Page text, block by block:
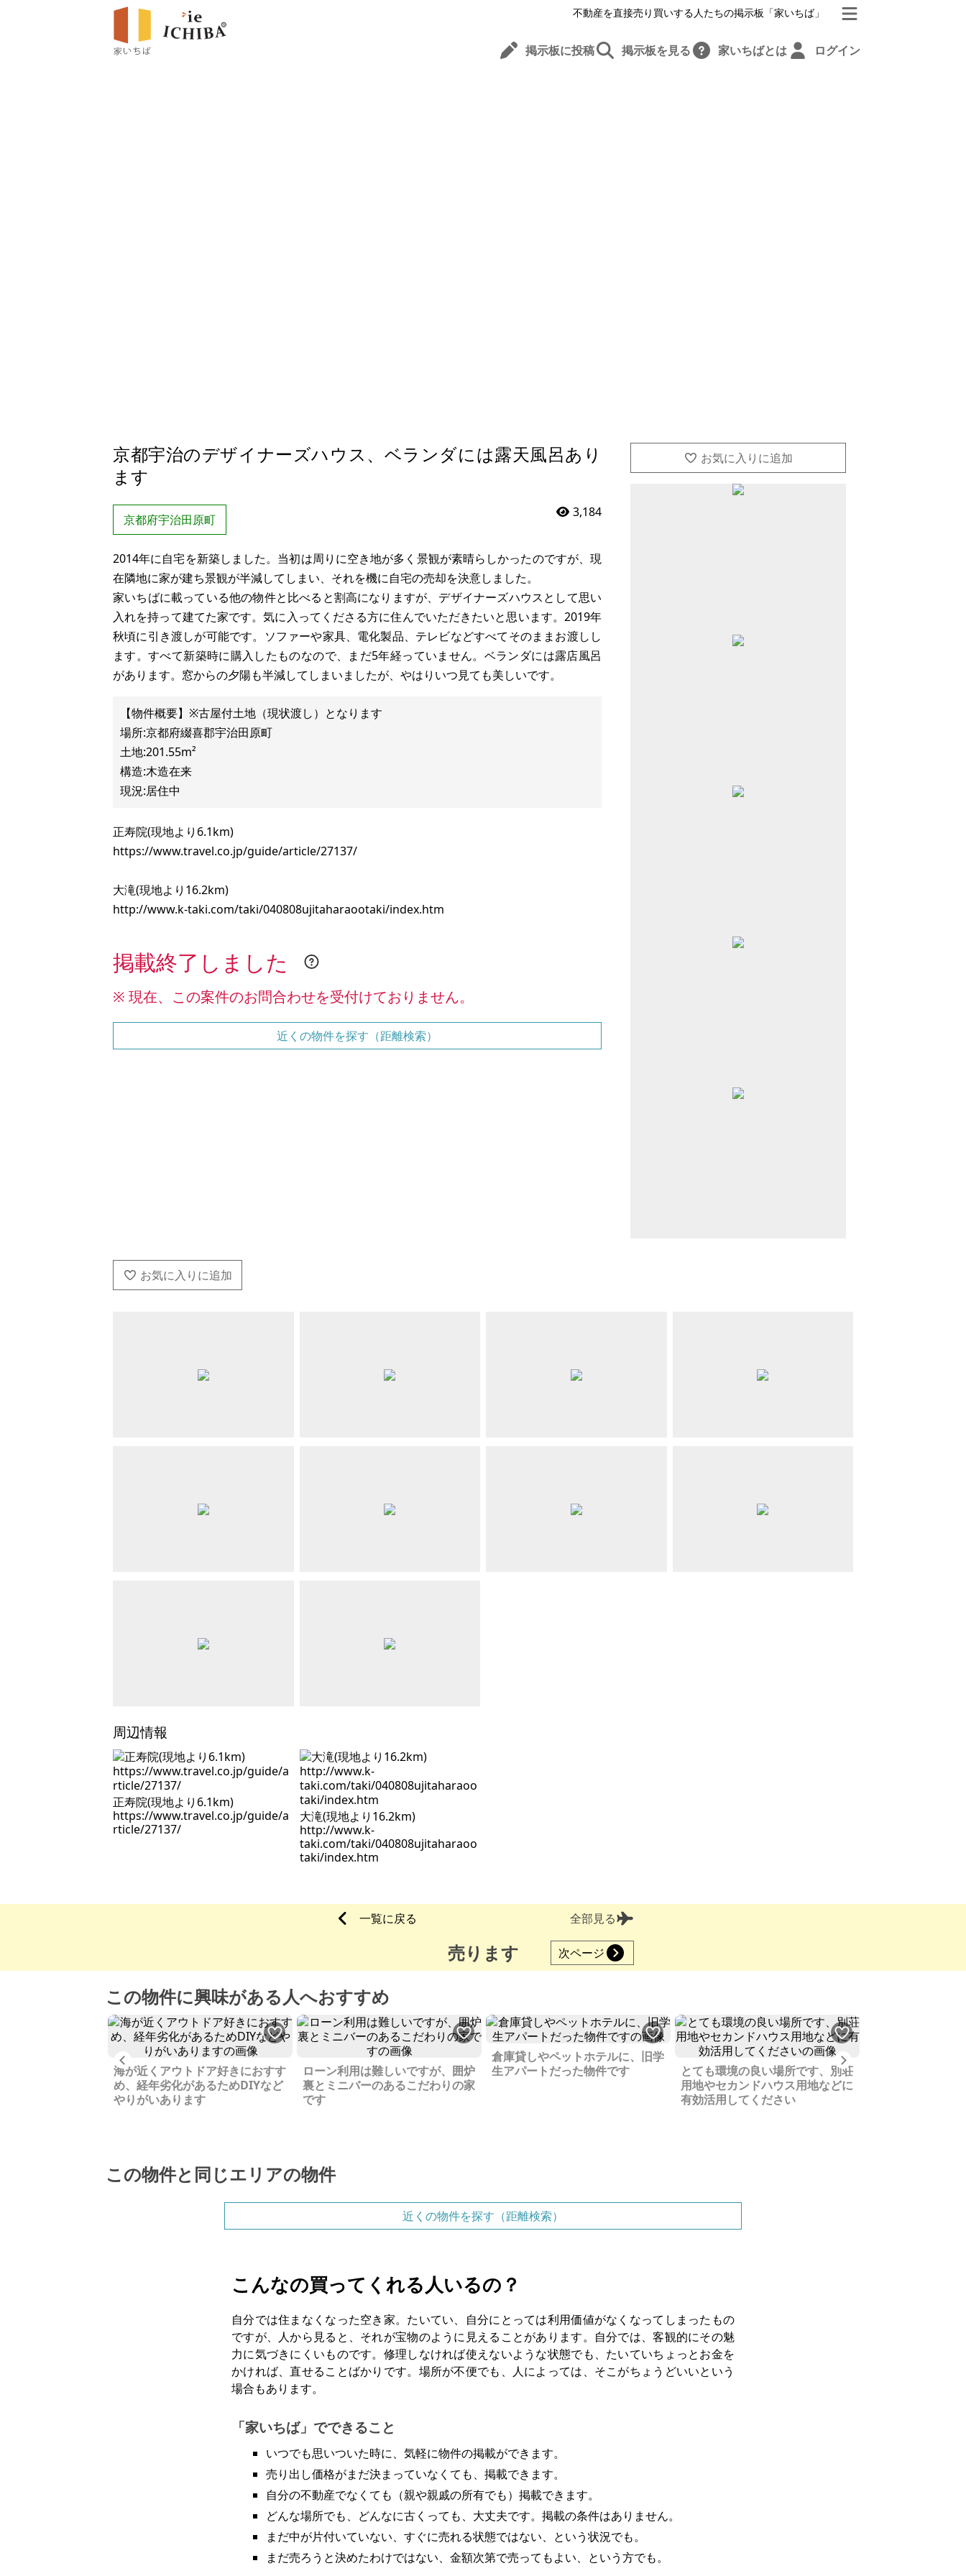
不動産を直接売り買いする人たちの掲示板「家いちば」
掲示板に投稿 掲示板を見る 家いちばとは ログイン
京都宇治のデザイナーズハウス、ベランダには露天風呂あり
ます
京都府宇治田原町 3,184
2014年に自宅を新築しました。当初は周りに空き地が多く景観が素晴らしかったのですが、現
在隣地に家が建ち景観が半減してしまい、それを機に自宅の売却を決意しました。
家いちばに載っている他の物件と比べると割高になりますが、デザイナーズハウスとして思い
入れを持って建てた家です。気に入ってくださる方に住んでいただきたいと思います。2019年
秋頃に引き渡しが可能です。ソファーや家具、電化製品、テレビなどすべてそのままお渡しし
ます。すべて新築時に購入したものなので、まだ5年経っていません。ベランダには露店風呂
があります。窓からの夕陽も半減してしまいましたが、やはりいつ見ても美しいです。
【物件概要】※古屋付土地（現状渡し）となります
場所:京都府綴喜郡宇治田原町
土地:201.55m²
構造:木造在来
正寿院(現地より6.1km)
https://www.travel.co.jp/guide/article/27137/
大滝(現地より16.2km)
http://www.k-taki.com/taki/040808ujitaharaootaki/index.htm
掲載終了しました
※ 現在、この案件のお問合わせを受付けておりません。
近くの物件を探す（距離検索）
周辺情報
正寿院(現地より6.1km)
https://www.travel.co.jp/guide/a
rticle/27137/
大滝(現地より16.2km)
http://www.k-
taki.com/taki/040808ujitaharaoo
taki/index.htm
一覧に戻る 全部見る
売ります 次ページ
この物件に興味がある人へおすすめ
Previous
海が近くアウトドア好きにおすす
め、経年劣化があるためDIYなど
やりがいあります
ローン利用は難しいですが、囲炉
裏とミニバーのあるこだわりの家
です
倉庫貸しやペットホテルに、旧学
生アパートだった物件です
とても環境の良い場所です、別荘
用地やセカンドハウス用地などに
有効活用してください
この物件と同じエリアの物件
近くの物件を探す（距離検索）
こんなの買ってくれる人いるの？
自分では住まなくなった空き家。たいてい、自分にとっては利用価値がなくなってしまったもの
ですが、人から見ると、それが宝物のように見えることがあります。自分では、客観的にその魅
力に気づきにくいものです。修理しなければ使えないような状態でも、たいていちょっとお金を
かければ、直せることばかりです。場所が不便でも、人によっては、そこがちょうどいいという
場合もあります。
「家いちば」でできること
いつでも思いついた時に、気軽に物件の掲載ができます。
売り出し価格がまだ決まっていなくても、掲載できます。
自分の不動産でなくても（親や親戚の所有でも）掲載できます。
どんな場所でも、どんなに古くっても、大丈夫です。掲載の条件はありません。
まだ中が片付いていない、すぐに売れる状態ではない、という状況でも。
まだ売ろうと決めたわけではない、金額次第で売ってもよい、という方でも。